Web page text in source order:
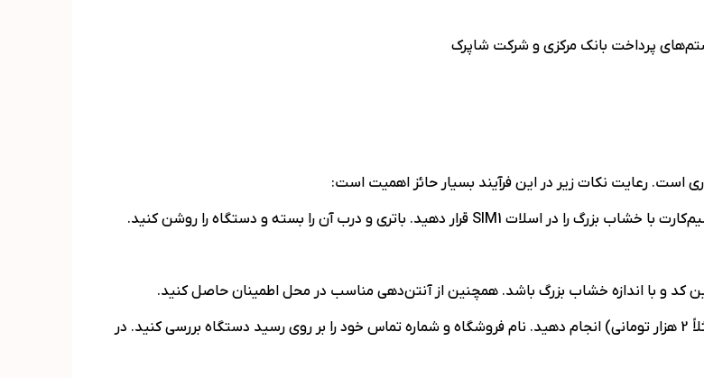
است. رعایت نکات زیر در این فرآیند بسیار حائز اهمیت است:
دستگاه را خاموش کرده و درب باتری را باز کنید. سیم‌کارت با خشاب بزرگ را در اسلات SIM1 قرار دهید. باتری و درب آن را بسته و دستگاه را روشن کنید.
پس از قرار دادن سیم‌کارت، یک تراکنش آزمایشی (مثلاً 2 هزار تومانی) انجام دهید. نام فروشگاه و شماره تماس خود را بر روی رسید دستگاه بررسی کنید. در